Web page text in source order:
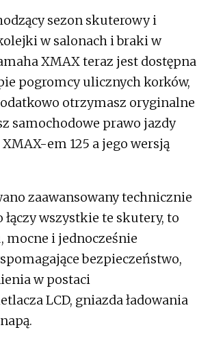
sezon skuterowy i
w salonach i braki w
XMAX teraz jest dostępna
pogromcy ulicznych korków,
otrzymasz oryginalne
samochodowe prawo jazdy
em 125 a jego wersją
zaawansowany technicznie
wszystkie te skutery, to
i jednocześnie
bezpieczeństwo,
w postaci
LCD, gniazda ładowania